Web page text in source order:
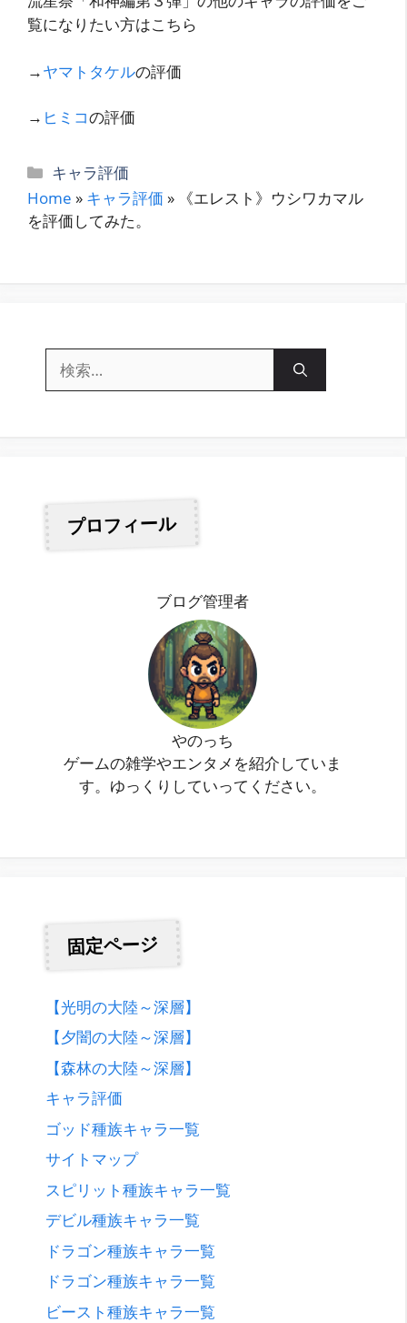
覧になりたい方はこちら
→ヤマトタケルの評価
→ ヒミコの評価
カ
テ
ゴ
キャラ評価
Home » キャラ評価 » 《エレスト》ウシワカマル
を評価してみた。
索:
プロフィール
ブログ管理者
やのっち
ゲームの雑学やエンタメを紹介していま
す。ゆっくりしていってください。
固定ページ
【光明の大陸～深層】
【夕闇の大陸～深層】
【森林の大陸～深層】
キャラ評価
ゴッド種族キャラ一覧
サイトマップ
スピリット種族キャラ一覧
デビル種族キャラ一覧
ドラゴン種族キャラ一覧
ドラゴン種族キャラ一覧
ビースト種族キャラ一覧